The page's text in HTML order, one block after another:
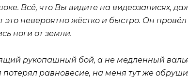
Всё, что Вы видите на видеозаписях,
это невероятно жёстко и быстро. Он
ноги от земли.
рукопашный бой, а не медленный
потерял равновесие, на меня тут же